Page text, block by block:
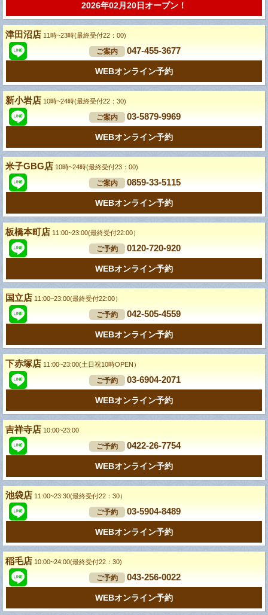
2026年02月20日オープン！
津田沼店 11時~23時(最終受付22：00)
ご案内 047-455-3677
WEBオンライン予約
新小岩店 10時~24時(最終受付22：30)
ご案内 03-5879-9969
WEBオンライン予約
米子GBG店 10時~24時(最終受付23：00)
ご案内 0859-33-5115
WEBオンライン予約
板橋本町店 11:00~23:00(最終受付22:00）
ご予約 0120-720-920
WEBオンライン予約
国立店 11:00~23:00(最終受付22:00）
ご予約 042-505-4559
WEBオンライン予約
下赤塚店 11:00~23:00(土日祝10時OPEN）
ご予約 03-6904-2071
WEBオンライン予約
吉祥寺店 10:00~23:00
ご予約 0422-26-7754
WEBオンライン予約
池袋店 11:00~23:30(最終受付22：30）
ご予約 03-5904-8489
WEBオンライン予約
稲毛店 10:00~24:00(最終受付22：30)
ご予約 043-256-0022
WEBオンライン予約